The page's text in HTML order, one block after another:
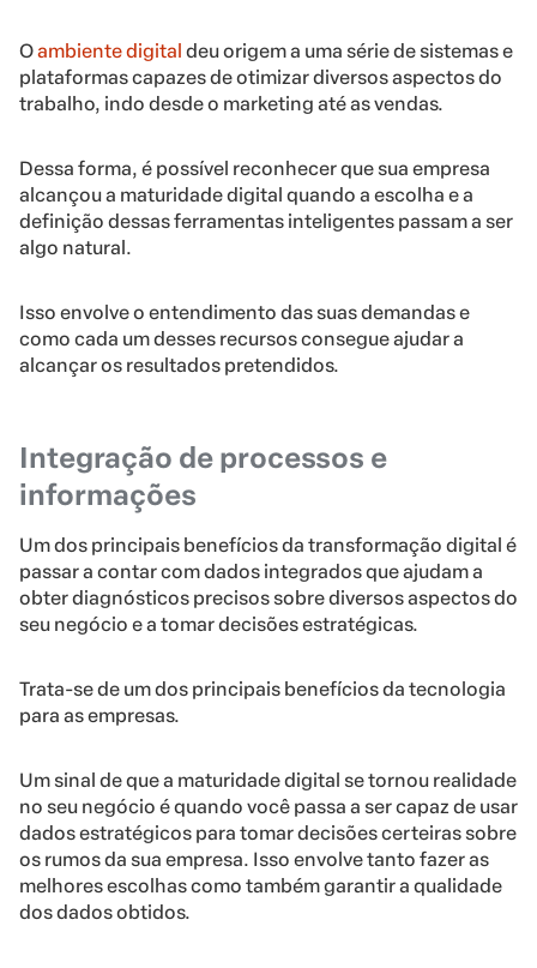
Oambiente digital deu origem a uma série de sistemas e
plataformas capazes de otimizar diversos aspectos do
trabalho, indo desde o marketing até as vendas.
Dessa forma, é possível reconhecer que sua empresa
alcançou a maturidade digital quando a escolha e a
definição dessas ferramentas inteligentes passam a ser
algo natural.
Isso envolve o entendimento das suas demandas e
como cada um desses recursos consegue ajudar a
alcançar os resultados pretendidos.
Integração de processos e
informações
Um dos principais benefícios da transformação digital é
passar a contar com dados integrados que ajudam a
obter diagnósticos precisos sobre diversos aspectos do
seu negócio e a tomar decisões estratégicas.
Trata-se de um dos principais benefícios da tecnologia
para as empresas.
Um sinal de que a maturidade digital se tornou realidade
no seu negócio é quando você passa a ser capaz de usar
dados estratégicos para tomar decisões certeiras sobre
os rumos da sua empresa. Isso envolve tanto fazer as
melhores escolhas como também garantir a qualidade
dos dados obtidos.